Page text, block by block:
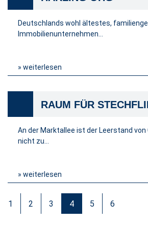
Deutschlands wohl ältestes,
Immobilienunternehmen…
» weiterlesen
RAUM FÜR
An der Marktallee ist der Leerstand
nicht zu…
» weiterlesen
1 2 3 4 5 6